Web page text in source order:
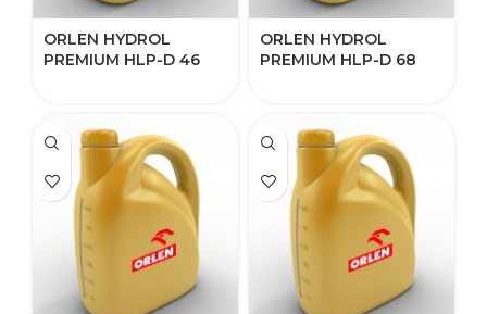
ORLEN HYDROL
PREMIUM HLP-D​​ 46
ORLEN HYDROL
PREMIUM HLP-D​​ 68